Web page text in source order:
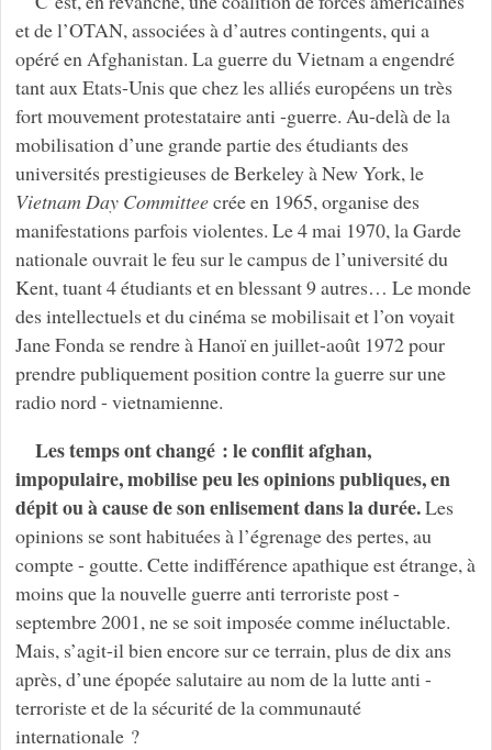
et de l’OTAN, associées à d’autres contingents, qui a
opéré en Afghanistan. La guerre du Vietnam a engendré
tant aux Etats-Unis que chez les alliés européens un très
fort mouvement protestataire anti -guerre. Au-delà de la
mobilisation d’une grande partie des étudiants des
universités prestigieuses de Berkeley à New York, le
Vietnam Day Committeecrée en 1965, organise des
manifestations parfois violentes. Le 4 mai 1970, la Garde
nationale ouvrait le feu sur le campus de l’université du
Kent, tuant 4 étudiants et en blessant 9 autres… Le monde
des intellectuels et du cinéma se mobilisait et l’on voyait
Jane Fonda se rendre à Hanoï en juillet-août 1972 pour
prendre publiquement position contre la guerre sur une
radio nord - vietnamienne.
Les temps ont changé : le conflit afghan,
impopulaire, mobilise peu les opinions publiques, en
dépit ou à cause de son enlisement dans la durée.Les
opinions se sont habituées à l’égrenage des pertes, au
compte - goutte. Cette indifférence apathique est étrange, à
moins que la nouvelle guerre anti terroriste post -
septembre 2001, ne se soit imposée comme inéluctable.
Mais, s’agit-il bien encore sur ce terrain, plus de dix ans
après, d’une épopée salutaire au nom de la lutte anti -
terroriste et de la sécurité de la communauté
internationale ?